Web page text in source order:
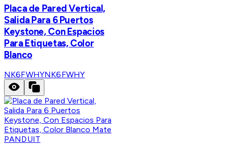
Placa de Pared Vertical,
Salida Para 6 Puertos
Keystone, Con Espacios
Para Etiquetas, Color
Blanco
NK6FWHYNK6FWHY
PANDUIT